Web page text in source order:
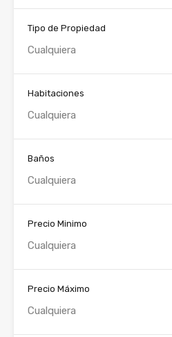
Tipo de Propiedad
Cualquiera
Habitaciones
Cualquiera
Baños
Cualquiera
Precio Minimo
Cualquiera
Precio Máximo
Cualquiera